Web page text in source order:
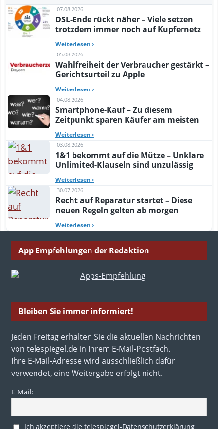
07.08.2026
DSL-Ende rückt näher – Viele setzen
trotzdem immer noch auf Kupfernetz
Weiterlesen ›
05.08.2026
Wahlfreiheit der Verbraucher gestärkt –
Gerichtsurteil zu Apple
Weiterlesen ›
04.08.2026
Smartphone-Kauf – Zu diesem
Zeitpunkt sparen Käufer am meisten
Weiterlesen ›
03.08.2026
1&1 bekommt auf die Mütze – Unklare
Unlimited-Klauseln sind unzulässig
Weiterlesen ›
30.07.2026
Recht auf Reparatur startet – Diese
neuen Regeln gelten ab morgen
Weiterlesen ›
App Empfehlungen der Redaktion
Bleiben Sie immer informiert!
Jeden Freitag erhalten Sie die aktuellen Nachrichten
von telespiegel.de in Ihrem E-Mail-Postfach.
Ihre E-Mail-Adresse wird ausschließlich dafür
verwendet, eine Weitergabe erfolgt nicht.
E-Mail:
Ich akzeptiere die telespiegel-Datenschutzerklärung